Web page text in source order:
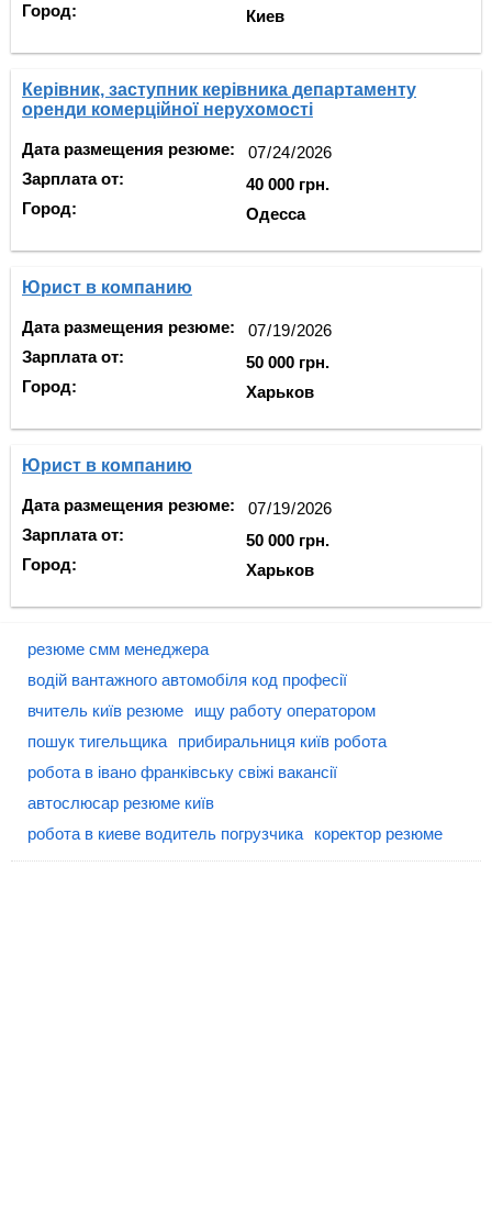
Город:
Киев
Керівник, заступник керівника департаменту
оренди комерційної нерухомості
Дата размещения резюме:
Зарплата от:
Город:
40 000 грн.
Одесса
Юрист в компанию
Дата размещения резюме:
Зарплата от:
Город:
50 000 грн.
Харьков
Юрист в компанию
Дата размещения резюме:
Зарплата от:
Город:
50 000 грн.
Харьков
резюме смм менеджера
водій вантажного автомобіля код професії
вчитель київ резюме
ищу работу оператором
пошук тигельщика
прибиральниця київ робота
робота в івано франківську свіжі вакансії
автослюсар резюме київ
робота в киеве водитель погрузчика
коректор резюме